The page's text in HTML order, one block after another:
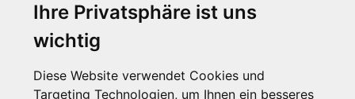
Ihre Privatsphäre ist uns
wichtig
Diese Website verwendet Cookies und
Targeting Technologien, um Ihnen ein besseres